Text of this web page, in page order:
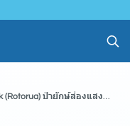
ป่ายักษ์ส่องแสงที่ดูดีทั้งกลางวันและกลางคืน